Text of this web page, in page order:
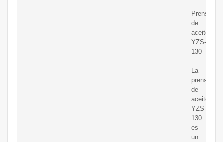
Prensa
de
aceite
YZS-
130
La
prensa
de
aceite
YZS-
130
es
un